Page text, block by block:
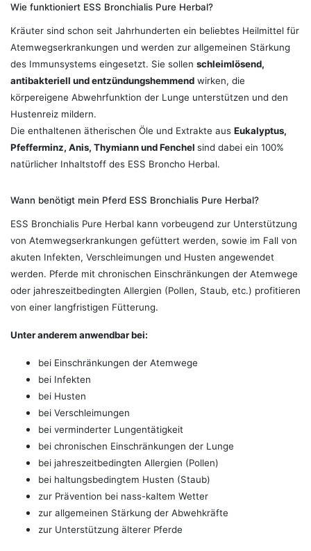
Wie funktioniert ESS Bronchialis Pure Herbal?
Kräuter sind schon seit Jahrhunderten ein beliebtes Heilmittel für
Atemwegserkrankungen und werden zur allgemeinen Stärkung
des Immunsystems eingesetzt. Sie sollen schleimlösend,
antibakteriell und entzündungshemmend wirken, die
körpereigene Abwehrfunktion der Lunge unterstützen und den
Hustenreiz mildern.
Die enthaltenen ätherischen Öle und Extrakte aus Eukalyptus,
Pfefferminz, Anis, Thymiann und Fenchel sind dabei ein 100%
natürlicher Inhaltstoff des ESS Broncho Herbal.
Wann benötigt mein Pferd ESS Bronchialis Pure Herbal?
ESS Bronchialis Pure Herbal kann vorbeugend zur Unterstützung
von Atemwegserkrankungen gefüttert werden, sowie im Fall von
akuten Infekten, Verschleimungen und Husten angewendet
werden. Pferde mit chronischen Einschränkungen der Atemwege
oder jahreszeitbedingten Allergien (Pollen, Staub, etc.) profitieren
von einer langfristigen Fütterung.
Unter anderem anwendbar bei:
bei Einschränkungen der Atemwege
bei Infekten
bei Husten
bei Verschleimungen
bei verminderter Lungentätigkeit
bei chronischen Einschränkungen der Lunge
bei jahreszeitbedingten Allergien (Pollen)
bei haltungsbedingtem Husten (Staub)
zur Prävention bei nass-kaltem Wetter
zur allgemeinen Stärkung der Abwehkräfte
zur Unterstützung älterer Pferde